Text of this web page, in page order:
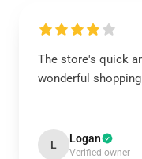
The store's quick
wonderful
L Logan
Verified owner